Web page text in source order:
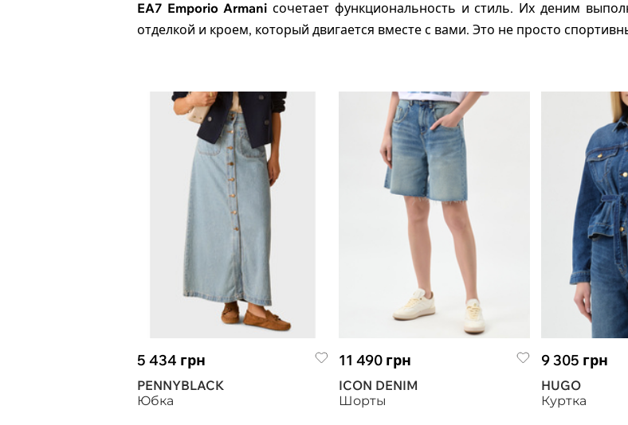
EA7 Emporio Armani сочетает функциональность и стиль. Их деним
отделкой и кроем, который двигается вместе с вами. Это не просто
5 434 грн
PENNYBLACK
Юбка
11 490 грн
ICON DENIM
Шорты
9 305 грн
HUGO
Куртка